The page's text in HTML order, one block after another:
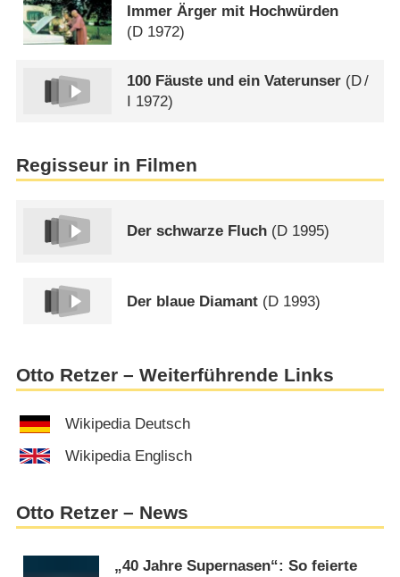
Immer Ärger mit Hochwürden
(D 1972)
100 Fäuste und ein Vaterunser (D/
I 1972)
Regisseur in Filmen
Der schwarze Fluch (D 1995)
Der blaue Diamant (D 1993)
Otto Retzer – Weiterführende Links
Wikipedia Deutsch
Wikipedia Englisch
Otto Retzer – News
„40 Jahre Supernasen“: So feierte